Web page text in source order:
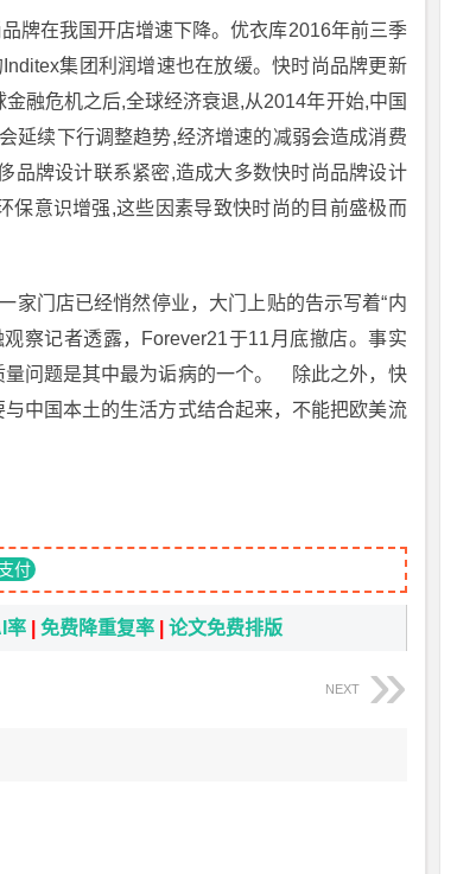
牌在我国开店增速下降。优衣库2016年前三季
集团利润增速也在放缓。快时尚品牌更新
融危机之后,全球经济衰退,从2014年开始,中国
延续下行调整趋势,经济增速的减弱会造成消费
品牌设计联系紧密,造成大多数快时尚品牌设计
保意识增强,这些因素导致快时尚的目前盛极而
家门店已经悄然停业，大门上贴的告示写着“内
察记者透露，Forever21于11月底撤店。事实
量问题是其中最为诟病的一个。 除此之外，快
中国本土的生活方式结合起来，不能把欧美流
付
率 免费降重复率 论文免费排版
NEXT